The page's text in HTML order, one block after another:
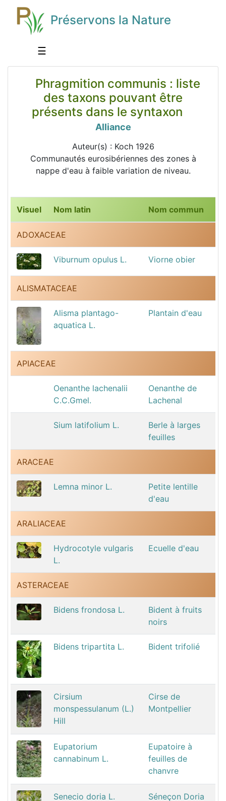
Préservons la Nature
☰
Phragmition communis : liste
des taxons pouvant être
présents dans le syntaxon
Alliance
Auteur(s) : Koch 1926
Communautés eurosibériennes des zones à
nappe d'eau à faible variation de niveau.
Visuel Nom latin Nom commun
ADOXACEAE
Viburnum opulus L. Viorne obier
ALISMATACEAE
Alisma plantago-
aquatica L.
Plantain d'eau
APIACEAE
Oenanthe lachenalii
C.C.Gmel.
Oenanthe de
Lachenal
Sium latifolium L.
Berle à larges
feuilles
ARACEAE
Lemna minor L.
Petite lentille
d'eau
ARALIACEAE
Hydrocotyle vulgaris
L.
Ecuelle d'eau
ASTERACEAE
Bidens frondosa L.
Bident à fruits
noirs
Bidens tripartita L. Bident trifolié
Cirsium
monspessulanum (L.)
Hill
Cirse de
Montpellier
Eupatorium
cannabinum L.
Eupatoire à
feuilles de
chanvre
Senecio doria L. Séneçon Doria